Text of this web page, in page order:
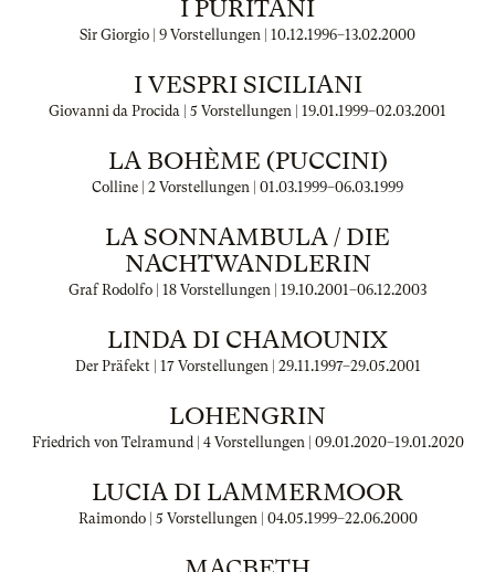
I PURITANI
Sir Giorgio | 9 Vorstellungen | 10.12.1996–13.02.2000
I VESPRI SICILIANI
Giovanni da Procida | 5 Vorstellungen | 19.01.1999–02.03.2001
LA BOHÈME (PUCCINI)
Colline | 2 Vorstellungen | 01.03.1999–06.03.1999
LA SONNAMBULA / DIE
NACHTWANDLERIN
Graf Rodolfo | 18 Vorstellungen | 19.10.2001–06.12.2003
LINDA DI CHAMOUNIX
Der Präfekt | 17 Vorstellungen | 29.11.1997–29.05.2001
LOHENGRIN
Friedrich von Telramund | 4 Vorstellungen | 09.01.2020–19.01.2020
LUCIA DI LAMMERMOOR
Raimondo | 5 Vorstellungen | 04.05.1999–22.06.2000